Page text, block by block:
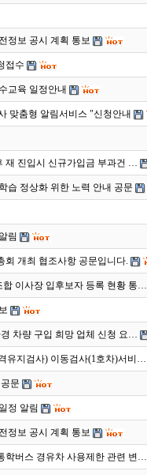
정보 공시 계획 통보
접수
교육 일정안내
맞춤형 알림서비스 "신청안내
재 진입시 신규가입금 부과건 …
습 정상화 위한 노력 안내 공문
림
회 개최 협조사항 공문입니다.
합 이사장 입후보자 등록 현황 통…
차량 구입 희망 업체 신청 요…
유지검사) 이동검사(1호차)서비…
문
정 알림
정보 공시 계획 통보
학버스 경유차 사용제한 관련 변…